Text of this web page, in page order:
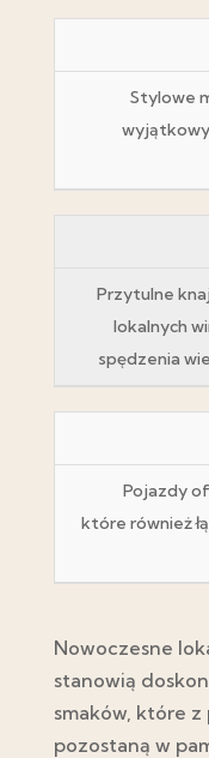
Stylowe
Przytulne
lokalnych
spędzenia
Pojazdy
które również
Nowoczesne
stanowią
smaków, które z
pozostaną w